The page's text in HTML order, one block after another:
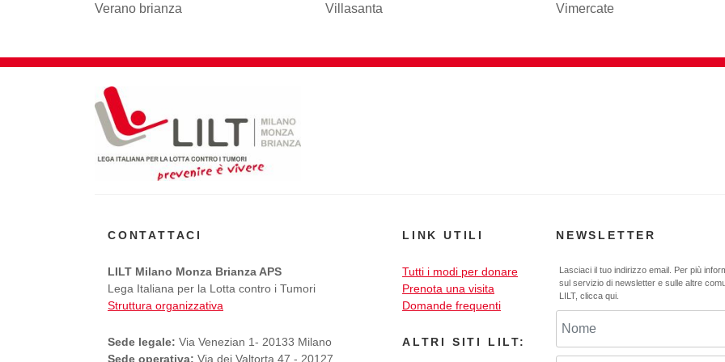
Verano brianza
Villasanta Vimercate
CONTATTACI
LILT Milano Monza Brianza APS
Lega Italiana per la Lotta contro i Tumori
Struttura organizzativa
Sede legale: Via Venezian 1- 20133 Milano
Sede operativa: Via dei Valtorta 47 - 20127
LINK UTILI
Tutti i modi per donare
Prenota una visita
Domande frequenti
ALTRI SITI LILT:
NEWSLETTER
Lasciaci il tuo indirizzo email. Per più
sul servizio di newsletter e sulle altre
LILT, clicca qui